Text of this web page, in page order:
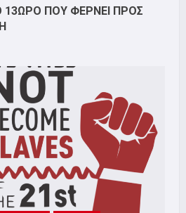
13ΩΡΟ ΠΟΥ ΦΕΡΝΕΙ ΠΡΟΣ